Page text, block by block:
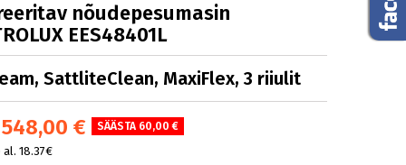
nõudepesumasin
EES48401L
SattliteClean, MaxiFlex, 3 riiulit
548,00 € SÄÄSTA 60,00 €
al. 18.37€